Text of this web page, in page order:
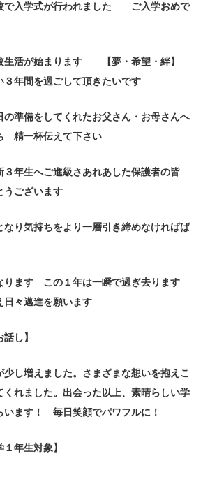
で入学式が行われました ご入学おめで
生活が始まります 【夢・希望・絆】
３年間を過ごして頂きたいです
の準備をしてくれたお父さん・お母さんへ
精一杯伝えて下さい
３年生へご進級さあれあした保護者の皆
ございます
なり気持ちをより一層引き締めなければば
ります この１年は一瞬で過ぎ去ります
日々邁進を願います
し】
少し増えました。さまざまな想いを抱えこ
くれました。出会った以上、素晴らしい学
います！ 毎日笑顔でパワフルに！
１年生対象】